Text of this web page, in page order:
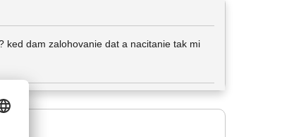
ked dam zalohovanie dat a nacitanie tak mi